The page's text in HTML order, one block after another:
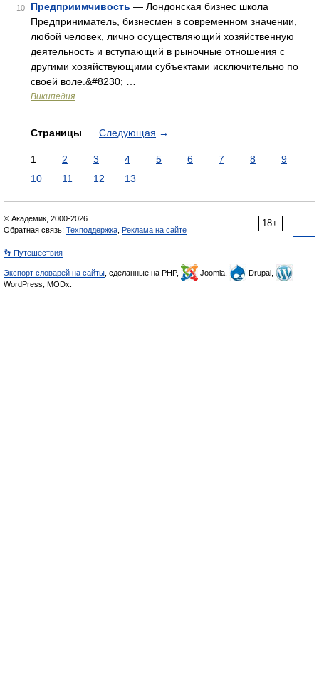
10 Предприимчивость — Лондонская бизнес школа
Предприниматель, бизнесмен в современном значении,
любой человек, лично осуществляющий хозяйственную
деятельность и вступающий в рыночные отношения с
другими хозяйствующими субъектами исключительно по
своей воле.&#8230; …
Википедия
Страницы Следующая →
1 2 3 4 5 6 7 8
9
10
11 12 13
18+
© Академик, 2000-2026
Обратная связь: Техподдержка Реклама на сайте
👣 Путешествия
Экспорт словарей на сайты , сделанные на PHP, Joomla,
Drupal,
WordPress, MODx.